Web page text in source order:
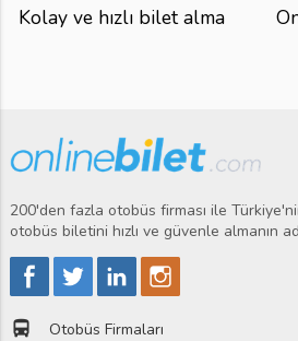
Kolay ve hızlı bilet alma
200'den fazla otobüs firması ile
otobüs biletini hızlı ve güvenle almanın
directions_bus Otobüs Firmaları